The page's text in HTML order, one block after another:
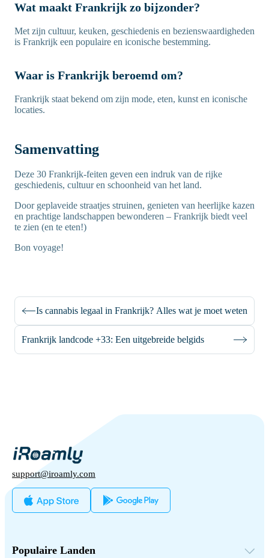
Wat maakt Frankrijk zo bijzonder?
Met zijn cultuur, keuken, geschiedenis en bezienswaardigheden
is Frankrijk een populaire en iconische bestemming.
Waar is Frankrijk beroemd om?
Frankrijk staat bekend om zijn mode, eten, kunst en iconische
locaties.
Samenvatting
Deze 30 Frankrijk-feiten geven een indruk van de rijke
geschiedenis, cultuur en schoonheid van het land.
Door geplaveide straatjes struinen, genieten van heerlijke kazen
en prachtige landschappen bewonderen – Frankrijk biedt veel
te zien (en te eten!)
Bon voyage!
Is cannabis legaal in Frankrijk? Alles wat je moet weten
Frankrijk landcode +33: Een uitgebreide belgids
support@iroamly.com
Populaire Landen